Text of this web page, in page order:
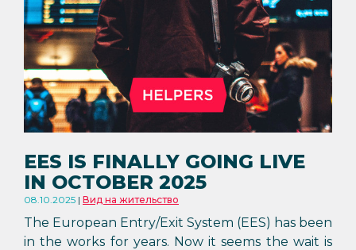
EES IS FINALLY GOING LIVE
IN OCTOBER 2025
08.10.2025 Вид на жительство
The European Entry/Exit System (EES) has been
in the works for years. Now it seems the wait is